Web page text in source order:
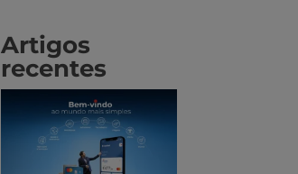
Artigos
recentes